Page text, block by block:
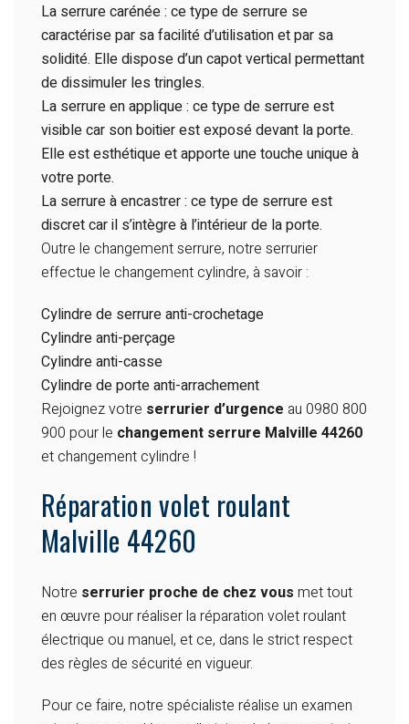
La serrure carénée : ce type de serrure se
caractérise par sa facilité d’utilisation et par sa
solidité. Elle dispose d’un capot vertical permettant
de dissimuler les tringles.
La serrure en applique : ce type de serrure est
visible car son boitier est exposé devant la porte.
Elle est esthétique et apporte une touche unique à
votre porte.
La serrure à encastrer : ce type de serrure est
discret car il s’intègre à l’intérieur de la porte.
Outre le changement serrure, notre serrurier
effectue le changement cylindre, à savoir :
Cylindre de serrure anti-crochetage
Cylindre anti-perçage
Cylindre anti-casse
Cylindre de porte anti-arrachement
Rejoignez votre serrurier d’urgence au 0980 800
900 pour le changement serrure Malville 44260
et changement cylindre !
Réparation volet roulant
Malville 44260
Notre serrurier proche de chez vous met tout
en œuvre pour réaliser la réparation volet roulant
électrique ou manuel, et ce, dans le strict respect
des règles de sécurité en vigueur.
Pour ce faire, notre spécialiste réalise un examen